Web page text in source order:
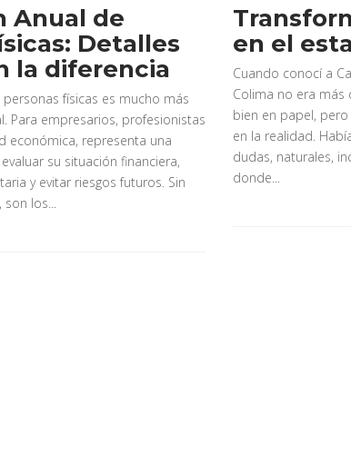
Anual de
Detalles
la diferencia
físicas es mucho más
Para empresarios, profesionistas
económica, representa una
su situación financiera,
y evitar riesgos futuros. Sin
los...
en el
Cuando conocí a
Colima no era más
bien en papel,
en la realidad.
dudas, naturales,
donde...